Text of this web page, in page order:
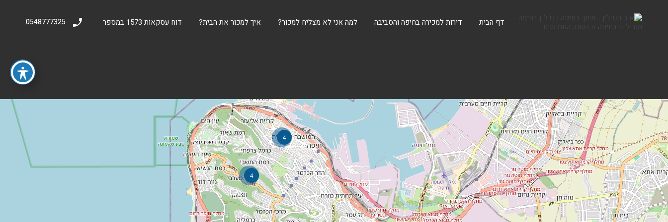
דף הבית דירות למכירה בחיפה והסביבה למה אני לא מצליח למכור? איך למכור את הבית? דוח עסקאות 1573 במספר 0548777325
4
4